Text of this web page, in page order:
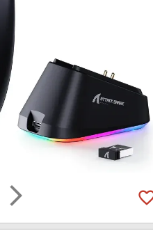
arrow_forward_ios